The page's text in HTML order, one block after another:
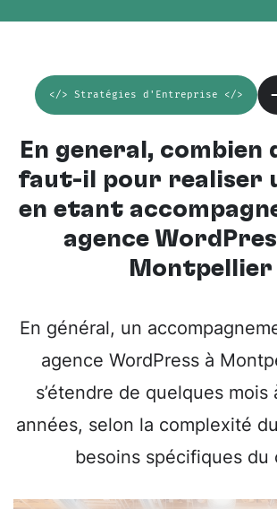
</> Stratégies d'Entreprise </>
En général, combien
faut-il pour réaliser
en étant
agence
Montpellier
En général, un
agence WordPress à
s’étendre de quelques mois
années, selon la complexité
besoins spécifiques du